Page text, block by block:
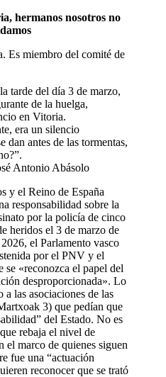
hermanos nosotros no
Es miembro del comité de
tarde del día 3 de marzo,
de la huelga,
en Vitoria.
era un silencio
dan antes de las tormentas,
Antonio Abásolo
y el Reino de España
responsabilidad sobre la
por la policía de cinco
heridos el 3 de marzo de
el Parlamento vasco
por el PNV y el
se «reconozca el papel del
desproporcionada». Lo
a las asociaciones de las
3) que pedían que
del Estado. No es
rebaja el nivel de
el marco de quienes siguen
fue una “actuación
reconocer que se trató